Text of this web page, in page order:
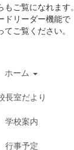
もご覧になれます。
ドリーダー機能で
てご覧ください。
ホーム
長室だより
学校案内
行事予定